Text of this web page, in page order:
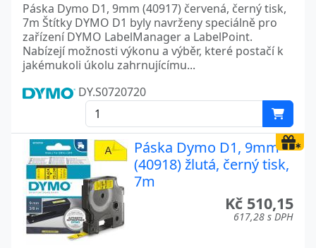
Páska Dymo D1, 9mm (40917) červená, černý tisk,
7m Štítky DYMO D1 byly navrženy speciálně pro
zařízení DYMO LabelManager a LabelPoint.
Nabízejí možnosti výkonu a výběr, které postačí k
jakémukoli úkolu zahrnujícímu...
DY.S0720720
Páska Dymo D1, 9mm
(40918) žlutá, černý tisk,
7m
Kč 510,15
617,28 s DPH